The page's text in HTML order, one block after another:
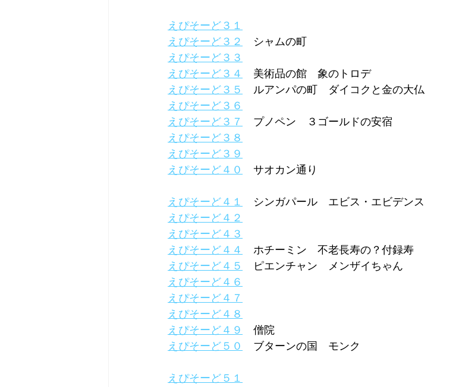
えぴそーど３１
えぴそーど３２
シャムの町
えぴそーど３３
えぴそーど３４
美術品の館　象のトロデ
えぴそーど３５
ルアンパの町　ダイコクと金の大仏
えぴそーど３６
えぴそーど３７
プノペン　３ゴールドの安宿
えぴそーど３８
えぴそーど３９
えぴそーど４０
サオカン通り
えぴそーど４１ シンガパール エビス・エビデンス
えぴそーど４２
えぴそーど４３
えぴそーど４４
ホチーミン　不老長寿の？付録寿
えぴそーど４５
ピエンチャン　メンザイちゃん
えぴそーど４６
えぴそーど４７
えぴそーど４８
えぴそーど４９
僧院
えぴそーど５０
ブターンの国　モンク
えぴそーど５１